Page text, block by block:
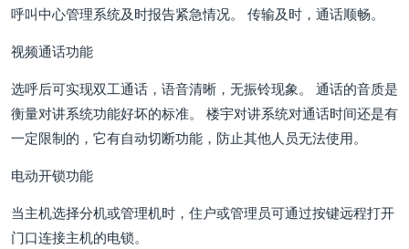
呼叫中心管理系统及时报告紧急情况。 传输及时，通话顺畅。
视频通话功能
选呼后可实现双工通话，语音清晰，无振铃现象。 通话的音质是
衡量对讲系统功能好坏的标准。 楼宇对讲系统对通话时间还是有
一定限制的，它有自动切断功能，防止其他人员无法使用。
电动开锁功能
当主机选择分机或管理机时，住户或管理员可通过按键远程打开
门口连接主机的电锁。